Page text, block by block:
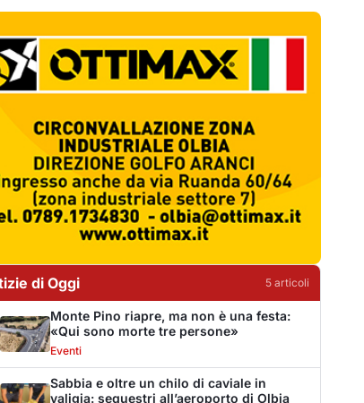
di Oggi 5articoli
Monte Pino riapre, ma non è una festa:
«Qui sono morte tre persone»
Eventi
Sabbia e oltre un chilo di caviale in
valigia: sequestri all’aeroporto di Olbia